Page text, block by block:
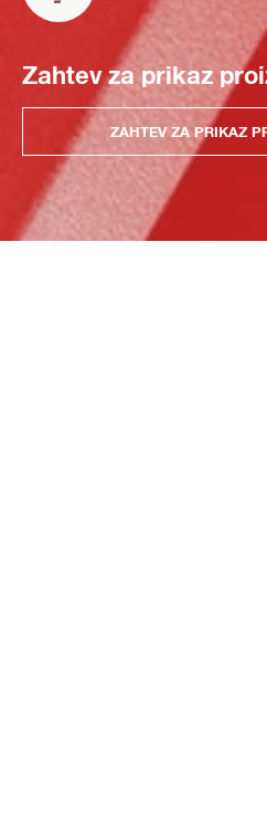
Zahtev za prikaz
ZAHTEV ZA PRIKAZ